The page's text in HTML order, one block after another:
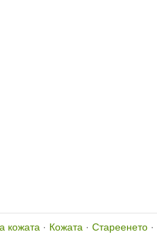
кожата · Кожата · Стареенето ·